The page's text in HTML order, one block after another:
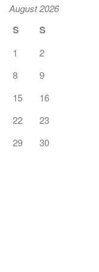
August 2026
S S
1
2
8
9
15
16
22
23
29
30